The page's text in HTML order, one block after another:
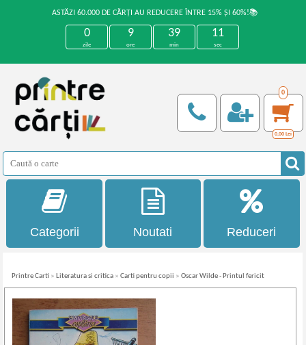
ASTĂZI 60.000 DE CĂRȚI AU REDUCERE ÎNTRE 15% ȘI 60%!📚
0
zile
9
ore
39
min
11
sec
0
0,00 Lei
Categorii Noutati Reduceri
Printre Carti » Literatura si critica »Carti pentru copii »Oscar Wilde - Printul fericit